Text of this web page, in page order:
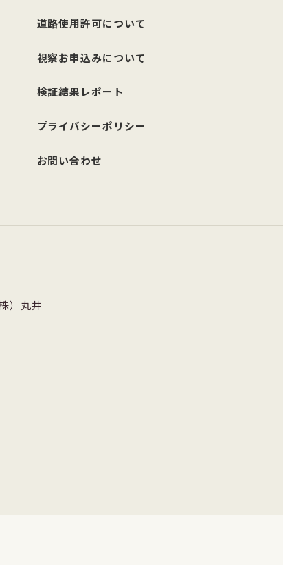
道路使用許可について
視察お申込みについて
検証結果レポート
プライバシーポリシー
お問い合わせ
株）丸井